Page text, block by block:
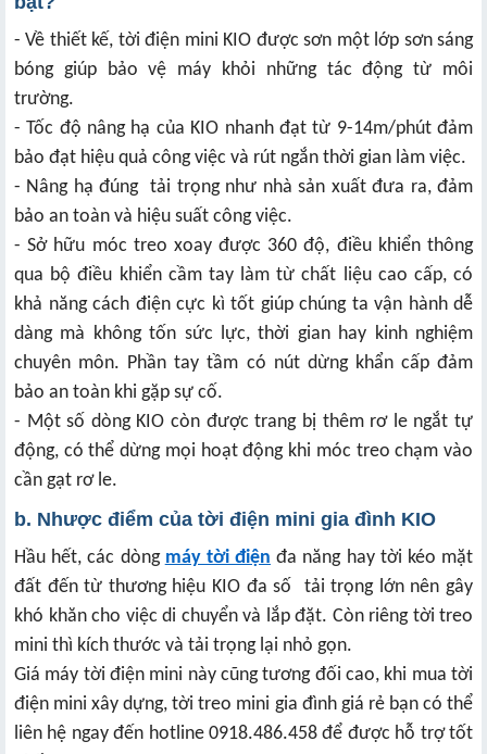
- Về thiết kế, tời điện mini KIO được sơn một lớp sơn sáng
bóng giúp bảo vệ máy khỏi những tác động từ môi
trường.
- Tốc độ nâng hạ của KIO nhanh đạt từ 9-14m/phút đảm
bảo đạt hiệu quả công việc và rút ngắn thời gian làm việc.
- Nâng hạ đúng tải trọng như nhà sản xuất đưa ra, đảm
bảo an toàn và hiệu suất công việc.
- Sở hữu móc treo xoay được 360 độ, điều khiển thông
qua bộ điều khiển cầm tay làm từ chất liệu cao cấp, có
khả năng cách điện cực kì tốt giúp chúng ta vận hành dễ
dàng mà không tốn sức lực, thời gian hay kinh nghiệm
chuyên môn. Phần tay tầm có nút dừng khẩn cấp đảm
bảo an toàn khi gặp sự cố.
- Một số dòng KIO còn được trang bị thêm rơ le ngắt tự
động, có thể dừng mọi hoạt động khi móc treo chạm vào
cần gạt rơ le.
b. Nhược điểm của tời điện mini gia đình KIO
Hầu hết, các dòng máy tời điện đa năng hay tời kéo mặt
đất đến từ thương hiệu KIO đa số tải trọng lớn nên gây
khó khăn cho việc di chuyển và lắp đặt. Còn riêng tời treo
mini thì kích thước và tải trọng lại nhỏ gọn.
Giá máy tời điện mini này cũng tương đối cao, khi mua tời
điện mini xây dựng, tời treo mini gia đình giá rẻ bạn có thể
liên hệ ngay đến hotline 0918.486.458 để được hỗ trợ tốt